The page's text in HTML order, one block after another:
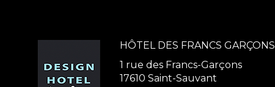
HÔTEL DES FRANCS GARÇONS
1 rue des Francs-Garçons
17610 Saint-Sauvant